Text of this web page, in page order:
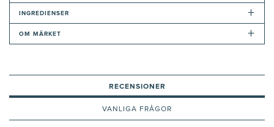
INGREDIENSER +
OM MÄRKET +
RECENSIONER
VANLIGA FRÅGOR